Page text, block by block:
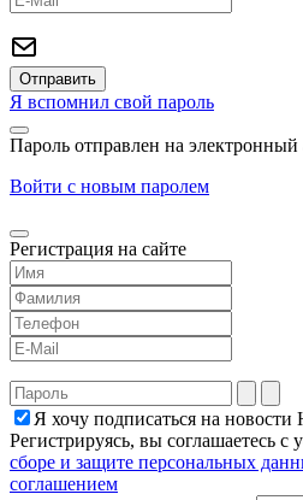
Я вспомнил свой пароль
Пароль отправлен на электронный
Войти с новым паролем
Регистрация на сайте
Я хочу подписаться на новости
Регистрируясь, вы соглашаетесь с
сборе и защите персональных
соглашением